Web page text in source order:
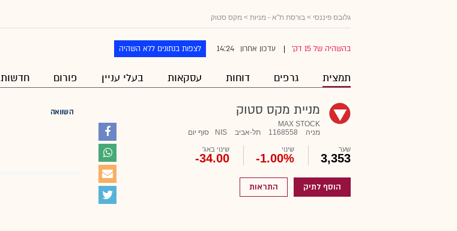
גלובס פיננסי > בורסת ת"א - מניות > מקס סטוק
בהשהיה של 15 דק' עדכון אחרון 14:24 לצפות בנתונים ללא השהיה
תמצית גרפים דוחות עסקאות בעלי עניין פורום חדשות
מניית מקס סטוק
MAX STOCK
מניה
1168558 תל-אביב NIS סוף יום
שער
3,353
שינוי
-1.00%
שינוי באג'
-34.00
הוסף לתיק התראות
השוואה